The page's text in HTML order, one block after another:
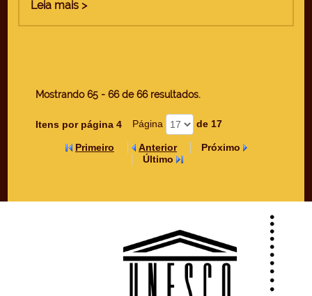
Leia mais >
Mostrando 65 - 66 de 66 resultados.
Itens por página 4 Página
(Mudar o valor deste campo
provocará o recarregamento da
página.)
de 17
Primeiro Anterior
Próximo
Último